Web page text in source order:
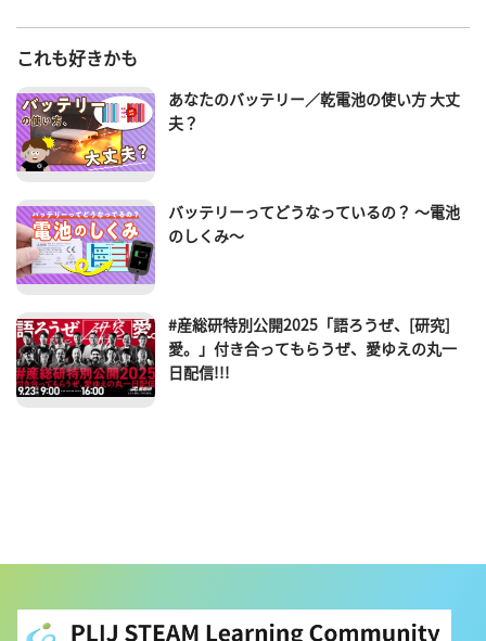
これも好きかも
あなたのバッテリー／乾電池の使い方 大丈
夫？
バッテリーってどうなっているの？ ～電池
のしくみ～
#産総研特別公開2025「語ろうぜ、[研究]
愛。」付き合ってもらうぜ、愛ゆえの丸一
日配信!!!